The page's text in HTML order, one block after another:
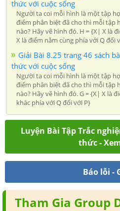
thức với cuộc sống
Người ta coi mỗi hình là một tập
điểm phân biệt đã cho thì mỗi tập
nào? Hãy vẽ hình đó. H = {X| X là
X là điểm nằm cùng phía với Q đối
Giải Bài 8.25 trang 46 sách
thức với cuộc sống
Người ta coi mỗi hình là một tập
điểm phân biệt đã cho thì mỗi tập
nào? Hãy vẽ hình đó. G = {X| X là
khác phía với Q đối với P}
Luyện Bài Tập Trắc
thức -
Báo lỗi -
Tham Gia Group